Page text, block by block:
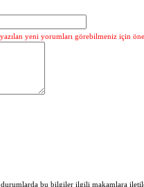
yazılan yeni yorumları görebilmeniz için
bu bilgiler ilgili makamlara